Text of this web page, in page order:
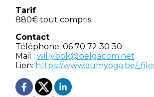
Tarif
880€ tout compris
Contact
Téléphone: 06 70 72 30 30
Mail : willybok@belgacom.net
Lien: https://www.aumyoga.be/